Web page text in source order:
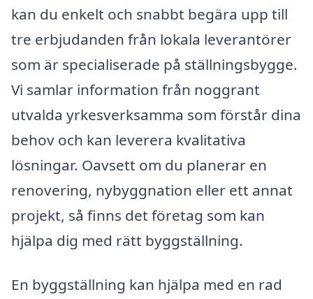
kan du enkelt och snabbt begära upp till
tre erbjudanden från lokala leverantörer
som är specialiserade på ställningsbygge.
Vi samlar information från noggrant
utvalda yrkesverksamma som förstår dina
behov och kan leverera kvalitativa
lösningar. Oavsett om du planerar en
renovering, nybyggnation eller ett annat
projekt, så finns det företag som kan
hjälpa dig med rätt byggställning.
En byggställning kan hjälpa med en rad